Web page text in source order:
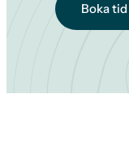
Boka tid